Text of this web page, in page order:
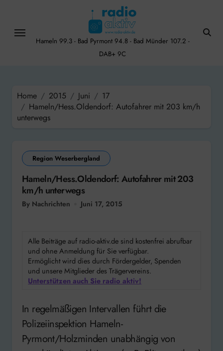
content
Hameln 99.3 - Bad Pyrmont 94.8 - Bad Münder 107.2 -
DAB+ 9C
Home 2015 Juni
17
Hameln/Hess.Oldendorf: Autofahrer mit 203 km/h
unterwegs
Region Weserbergland
Hameln/Hess.Oldendorf: Autofahrer mit 203
km/h unterwegs
By Nachrichten Juni 17, 2015
Alle Beiträge auf radio-aktiv.de sind kostenfrei abrufbar
und ohne Anmeldung für Sie verfügbar.
Ermöglicht wird dies durch Fördergelder, Spenden
und unsere Mitglieder des Trägervereins.
Unterstützen auch Sie radio aktiv!
In regelmäßigen Intervallen führt die
Polizeiinspektion Hameln-
Pyrmont/Holzminden unabhängig von